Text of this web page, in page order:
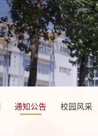
通知公告 校园风采